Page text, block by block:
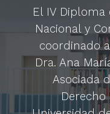
El IV
Nacional y
coordinado
Dra. Ana
Asociada